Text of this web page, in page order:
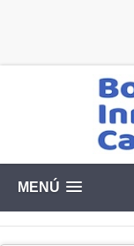
MENÚ